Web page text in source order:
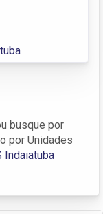
busque por
por Unidades
Indaiatuba